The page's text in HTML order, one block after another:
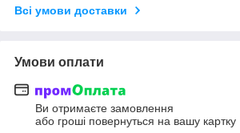
Всі умови доставки
Умови оплати
Ви отримаєте замовлення
або гроші повернуться на вашу картку